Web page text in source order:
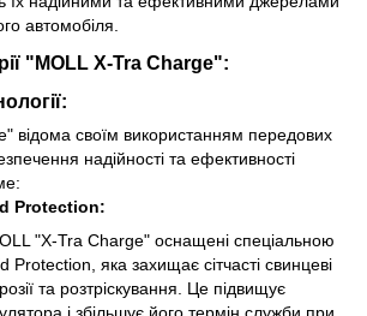
автомобіля.
"MOLL X-Tra Charge":
відома своїм використанням передових
надійності та ефективності
Protection:
"X-Tra Charge" оснащені спеціальною
Protection, яка захищає сітчасті свинцеві
та розтріскування. Це підвищує